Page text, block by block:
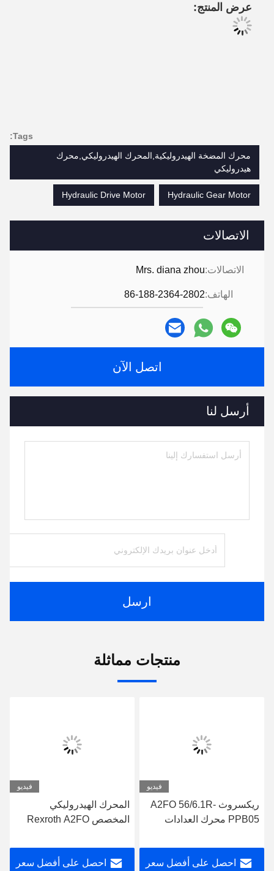
الاتصالات
الاتصالات:Mrs. diana zhou
الهاتف:86-188-2364-2802
اتصل الآن
أرسل لنا
ارسل
عرض المنتج:
Tags:
محرك المضخة الهيدروليكية,المحرك الهيدروليكي,محرك
هيدروليكي
Hydraulic Gear Motor
Hydraulic Drive Motor
منتجات مماثلة
فيديو
ريكسروث A2FO 56/6.1R-
PPB05 محرك العدادات
احصل على أفضل سعر
فيديو
المحرك الهيدروليكي
المخصص Rexroth A2FO
القيادة الهيدروليكية
احصل على أفضل سعر